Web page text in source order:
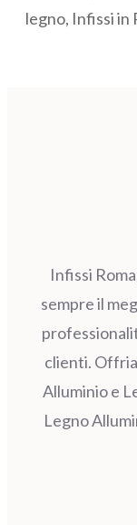
legno, Infissi in
Infissi
sempre il
clienti.
Alluminio e
Legno